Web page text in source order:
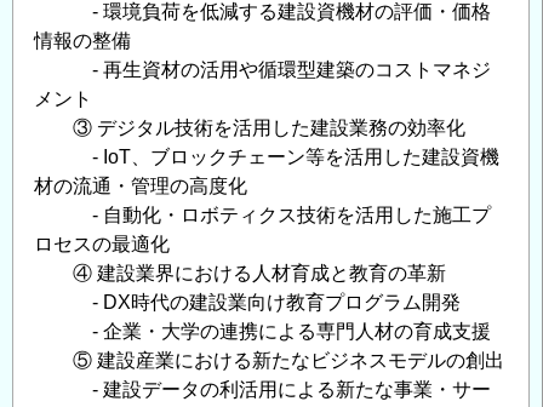
- 環境負荷を低減する建設資機材の評価・価格
情報の整備
- 再生資材の活用や循環型建築のコストマネジ
メント
③ デジタル技術を活用した建設業務の効率化
- IoT、ブロックチェーン等を活用した建設資機
材の流通・管理の高度化
- 自動化・ロボティクス技術を活用した施工プ
ロセスの最適化
④ 建設業界における人材育成と教育の革新
- DX時代の建設業向け教育プログラム開発
- 企業・大学の連携による専門人材の育成支援
⑤ 建設産業における新たなビジネスモデルの創出
- 建設データの利活用による新たな事業・サー